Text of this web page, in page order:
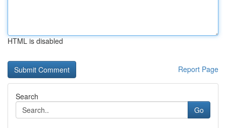
HTML is disabled
Report Page
Search
Go